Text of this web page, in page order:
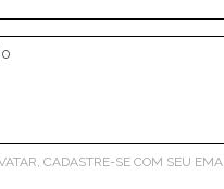
CADASTRE-SE COM SEU